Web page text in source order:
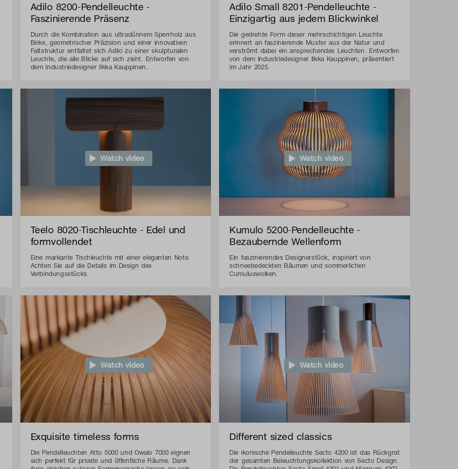
Adilo 8200-Pendelleuchte -
Faszinierende Präsenz
Durch die Kombination aus ultradünnem Sperrholz aus
Birke, geometrischer Präzision und einer innovativen
Faltstruktur entfaltet sich Adilo zu einer skulpturalen
Leuchte, die alle Blicke auf sich zieht. Entworfen von
dem Industriedesigner Ilkka Kauppinen..
Adilo Small 8201-Pendelleuchte -
Einzigartig aus jedem Blickwinkel
Die gedrehte Form dieser mehrschichtigen Leuchte
erinnert an faszinierende Muster aus der Natur und
verströmt dabei ein ansprechendes Leuchten. Entworfen
von dem Industriedesigner Ilkka Kauppinen, präsentiert
im Jahr 2025.
Watch video
Teelo 8020-Tischleuchte - Edel und
formvollendet
Eine markante Tischleuchte mit einer eleganten Note.
Achten Sie auf die Details im Design des
Verbindungsstücks.
Watch video
Kumulo 5200-Pendelleuchte -
Bezaubernde Wellenform
Ein faszinierendes Designerstück, inspiriert von
schneebedeckten Bäumen und sommerlichen
Cumuluswolken.
Watch video
Exquisite timeless forms
Die Pendelleuchten Atto 5000 und Owalo 7000 eignen
sich perfekt für private und öffentliche Räume. Dank
Watch video
Different sized classics
Die ikonische Pendelleuchte Secto 4200 ist das Rückgrat
der gesamten Beleuchtungskollektion von Secto Design.